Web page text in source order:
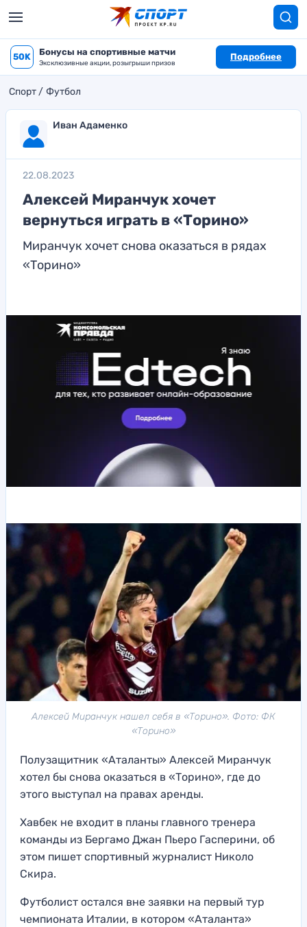
50K Бонусы на спортивные матчи
Эксклюзивные акции, розыгрыши призов
Подробнее
Спорт Футбол
Иван Адаменко
22.08.2023
Алексей Миранчук хочет
вернуться играть в «Торино»
Миранчук хочет снова оказаться в рядах
«Торино»
Алексей Миранчук нашел себя в «Торино». Фото: ФК
«Торино»
Полузащитник «Аталанты» Алексей Миранчук
хотел бы снова оказаться в «Торино», где до
этого выступал на правах аренды.
Хавбек не входит в планы главного тренера
команды из Бергамо Джан Пьеро Гасперини, об
этом пишет спортивный журналист Николо
Скира.
Футболист остался вне заявки на первый тур
чемпионата Италии, в котором «Аталанта»